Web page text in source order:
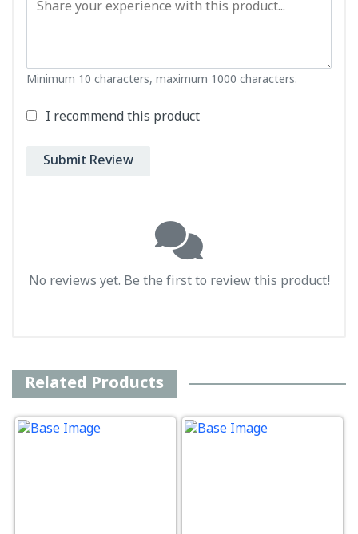
Minimum 10 characters, maximum 1000 characters.
I recommend this product
Submit Review
No reviews yet. Be the first to review this product!
Related Products